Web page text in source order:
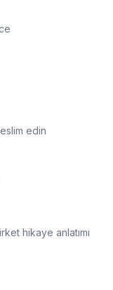
edin
hikaye anlatımı